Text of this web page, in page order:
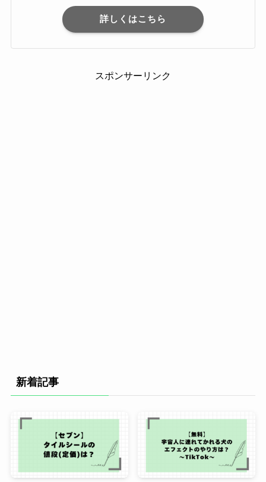
詳しくはこちら
スポンサーリンク
新着記事